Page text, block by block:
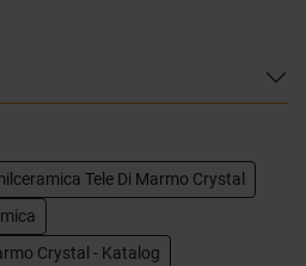
Tele Di Marmo Crystal
Crystal - Katalog